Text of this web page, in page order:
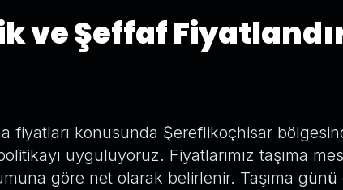
ve Şeffaf
fiyatları konusunda Şereflikoçhisar
uyguluyoruz. Fiyatlarımız taşıma
göre net olarak belirlenir. Taşıma